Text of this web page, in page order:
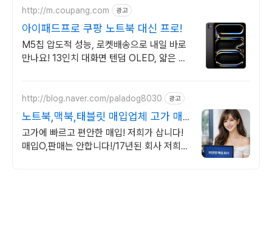
http://m.coupang.com 광고
아이패드프로 쿠팡 노트북 대신 프로!
M5칩 압도적 성능, 로켓배송으로 내일 바로
만나요! 13인치 대화면 텐덤 OLED, 얇은 바
http://blog.naver.com/paladog8030 광고
노트북,맥북,태블릿 매입업체 고가 매
입 회사
고가에 빠르고 편안한 매입! 저희가 삽니다!
매입O,판매는 안합니다!/17년된 회사 저희가